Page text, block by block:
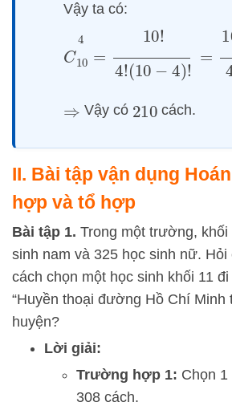
Vậy ta có:
C !
( 10 −4)!=10⋅9⋅8 ⋅7 4⋅
⇒ Vậy có 210 cách.
II. Bài tập vận dụng
hợp và tổ hợp
Bài tập 1. Trong một trường, khối
sinh nam và 325 học sinh nữ. Hỏi
cách chọn một học sinh khối 11
“Huyền thoại đường Hồ Chí Minh
huyện?
Lời giải:
Trường hợp 1: Chọn
308 cách.